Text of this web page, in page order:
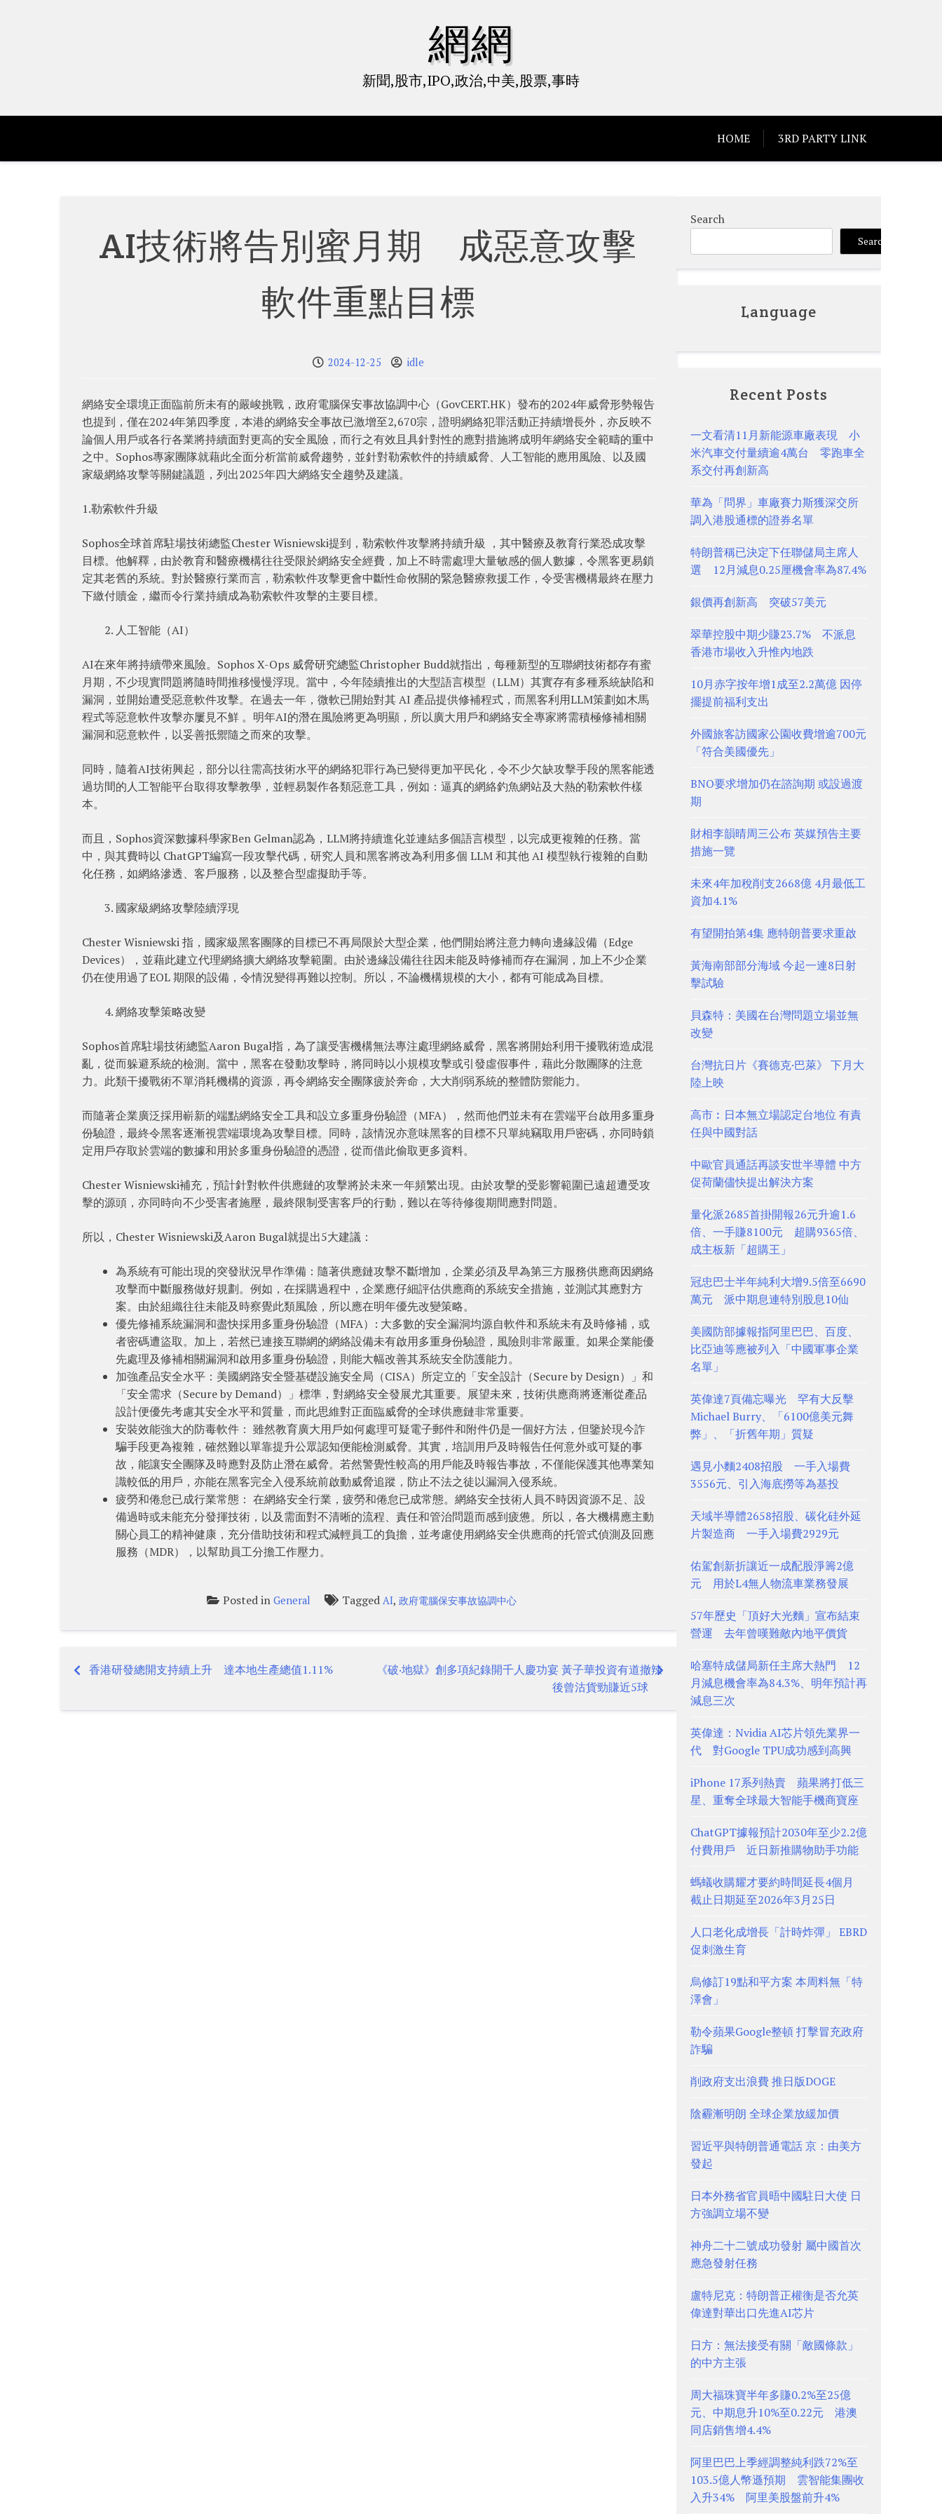
網網
新聞,股市,IPO,政治,中美,股票,事時
HOME 3RD PARTY LINK
AI技術將告別蜜月期 成惡意攻擊
軟件重點目標
2024-12-25 idle
網絡安全環境正面臨前所未有的嚴峻挑戰，政府電腦保安事故協調中心（GovCERT.HK）發布的2024年威脅形勢報告
也提到，僅在2024年第四季度，本港的網絡安全事故已激增至2,670宗，證明網絡犯罪活動正持續增長外，亦反映不
論個人用戶或各行各業將持續面對更高的安全風險，而行之有效且具針對性的應對措施將成明年網絡安全範疇的重中
之中。Sophos專家團隊就藉此全面分析當前威脅趨勢，並針對勒索軟件的持續威脅、人工智能的應用風險、以及國
家級網絡攻擊等關鍵議題，列出2025年四大網絡安全趨勢及建議。
1.勒索軟件升級
Sophos全球首席駐場技術總監Chester Wisniewski提到，勒索軟件攻擊將持續升級 ，其中醫療及教育行業恐成攻擊
目標。他解釋，由於教育和醫療機構往往受限於網絡安全經費，加上不時需處理大量敏感的個人數據，令黑客更易鎖
定其老舊的系統。對於醫療行業而言，勒索軟件攻擊更會中斷性命攸關的緊急醫療救援工作，令受害機構最終在壓力
下繳付贖金，繼而令行業持續成為勒索軟件攻擊的主要目標。
人工智能（AI）
AI在來年將持續帶來風險。Sophos X-Ops 威脅研究總監Christopher Budd就指出，每種新型的互聯網技術都存有蜜
月期，不少現實問題將隨時間推移慢慢浮現。當中，今年陸續推出的大型語言模型（LLM）其實存有多種系統缺陷和
漏洞，並開始遭受惡意軟件攻擊。在過去一年，微軟已開始對其 AI 產品提供修補程式，而黑客利用LLM策劃如木馬
程式等惡意軟件攻擊亦屢見不鮮 。明年AI的潛在風險將更為明顯，所以廣大用戶和網絡安全專家將需積極修補相關
漏洞和惡意軟件，以妥善抵禦隨之而來的攻擊。
同時，隨着AI技術興起，部分以往需高技術水平的網絡犯罪行為已變得更加平民化，令不少欠缺攻擊手段的黑客能透
過坊間的人工智能平台取得攻擊教學，並輕易製作各類惡意工具，例如：逼真的網絡釣魚網站及大熱的勒索軟件樣
本。
而且，Sophos資深數據科學家Ben Gelman認為，LLM將持續進化並連結多個語言模型，以完成更複雜的任務。當
中，與其費時以 ChatGPT編寫一段攻擊代碼，研究人員和黑客將改為利用多個 LLM 和其他 AI 模型執行複雜的自動
化任務，如網絡滲透、客戶服務，以及整合型虛擬助手等。
國家級網絡攻擊陸續浮現
Chester Wisniewski 指，國家級黑客團隊的目標已不再局限於大型企業，他們開始將注意力轉向邊緣設備（Edge
Devices），並藉此建立代理網絡擴大網絡攻擊範圍。由於邊緣設備往往因未能及時修補而存在漏洞，加上不少企業
仍在使用過了EOL 期限的設備，令情況變得再難以控制。所以，不論機構規模的大小，都有可能成為目標。
網絡攻擊策略改變
Sophos首席駐場技術總監Aaron Bugal指，為了讓受害機構無法專注處理網絡威脅，黑客將開始利用干擾戰術造成混
亂，從而躲避系統的檢測。當中，黑客在發動攻擊時，將同時以小規模攻擊或引發虛假事件，藉此分散團隊的注意
力。此類干擾戰術不單消耗機構的資源，再令網絡安全團隊疲於奔命，大大削弱系統的整體防禦能力。
而隨著企業廣泛採用嶄新的端點網絡安全工具和設立多重身份驗證（MFA），然而他們並未有在雲端平台啟用多重身
份驗證，最終令黑客逐漸視雲端環境為攻擊目標。同時，該情況亦意味黑客的目標不只單純竊取用戶密碼，亦同時鎖
定用戶存取於雲端的數據和用於多重身份驗證的憑證，從而借此偷取更多資料。
Chester Wisniewski補充，預計針對軟件供應鏈的攻擊將於未來一年頻繁出現。由於攻擊的受影響範圍已遠超遭受攻
擊的源頭，亦同時向不少受害者施壓，最終限制受害客戶的行動，難以在等待修復期間應對問題。
所以，Chester Wisniewski及Aaron Bugal就提出5大建議：
為系統有可能出現的突發狀況早作準備：隨著供應鏈攻擊不斷增加，企業必須及早為第三方服務供應商因網絡
攻擊而中斷服務做好規劃。例如，在採購過程中，企業應仔細評估供應商的系統安全措施，並測試其應對方
案。由於組織往往未能及時察覺此類風險，所以應在明年優先改變策略。
優先修補系統漏洞和盡快採用多重身份驗證（MFA）: 大多數的安全漏洞均源自軟件和系統未有及時修補，或
者密碼遭盜取。加上，若然已連接互聯網的網絡設備未有啟用多重身份驗證，風險則非常嚴重。如果企業能優
先處理及修補相關漏洞和啟用多重身份驗證，則能大幅改善其系統安全防護能力。
加強產品安全水平：美國網路安全暨基礎設施安全局（CISA）所定立的「安全設計（Secure by Design）」和
「安全需求（Secure by Demand）」標準，對網絡安全發展尤其重要。展望未來，技術供應商將逐漸從產品
設計便優先考慮其安全水平和質量，而此思維對正面臨威脅的全球供應鏈非常重要。
安裝效能強大的防毒軟件： 雖然教育廣大用戶如何處理可疑電子郵件和附件仍是一個好方法，但鑒於現今詐
騙手段更為複雜，確然難以單靠提升公眾認知便能檢測威脅。其實，培訓用戶及時報告任何意外或可疑的事
故，能讓安全團隊及時應對及防止潛在威脅。若然警覺性較高的用戶能及時報告事故，不僅能保護其他專業知
識較低的用戶，亦能在黑客完全入侵系統前啟動威脅追蹤，防止不法之徒以漏洞入侵系統。
疲勞和倦怠已成行業常態： 在網絡安全行業，疲勞和倦怠已成常態。網絡安全技術人員不時因資源不足、設
備過時或未能充分發揮技術，以及需面對不清晰的流程、責任和管治問題而感到疲憊。所以，各大機構應主動
關心員工的精神健康，充分借助技術和程式減輕員工的負擔，並考慮使用網絡安全供應商的托管式偵測及回應
服務（MDR），以幫助員工分擔工作壓力。
Posted in General Tagged AI, 政府電腦保安事故協調中心
Post
navigation
香港研發總開支持續上升 達本地生產總值1.11%
《破‧地獄》創多項紀錄開千人慶功宴 黃子華投資有道撤辣
後曾沽貨勁賺近5球
Search
Search
Language
Recent Posts
一文看清11月新能源車廠表現 小
米汽車交付量續逾4萬台 零跑車全
系交付再創新高
華為「問界」車廠賽力斯獲深交所
調入港股通標的證券名單
特朗普稱已決定下任聯儲局主席人
選 12月減息0.25厘機會率為87.4%
銀價再創新高 突破57美元
翠華控股中期少賺23.7% 不派息
香港市場收入升惟內地跌
10月赤字按年增1成至2.2萬億 因停
擺提前福利支出
外國旅客訪國家公園收費增逾700元
「符合美國優先」
BNO要求增加仍在諮詢期 或設過渡
期
財相李韻晴周三公布 英媒預告主要
措施一覽
未來4年加稅削支2668億 4月最低工
資加4.1%
有望開拍第4集 應特朗普要求重啟
黃海南部部分海域 今起一連8日射
擊試驗
貝森特：美國在台灣問題立場並無
改變
台灣抗日片《賽德克·巴萊》 下月大
陸上映
高市︰日本無立場認定台地位 有責
任與中國對話
中歐官員通話再談安世半導體 中方
促荷蘭儘快提出解決方案
量化派2685首掛開報26元升逾1.6
倍、一手賺8100元 超購9365倍、
成主板新「超購王」
冠忠巴士半年純利大增9.5倍至6690
萬元 派中期息連特別股息10仙
美國防部據報指阿里巴巴、百度、
比亞迪等應被列入「中國軍事企業
名單」
英偉達7頁備忘曝光 罕有大反擊
Michael Burry、「6100億美元舞
弊」、「折舊年期」質疑
遇見小麵2408招股 一手入場費
3556元、引入海底撈等為基投
天域半導體2658招股、碳化硅外延
片製造商 一手入場費2929元
佑駕創新折讓近一成配股淨籌2億
元 用於L4無人物流車業務發展
57年歷史「頂好大光麵」宣布結束
營運 去年曾嘆難敵內地平價貨
哈塞特成儲局新任主席大熱門 12
月減息機會率為84.3%、明年預計再
減息三次
英偉達：Nvidia AI芯片領先業界一
代 對Google TPU成功感到高興
iPhone 17系列熱賣 蘋果將打低三
星、重奪全球最大智能手機商寶座
ChatGPT據報預計2030年至少2.2億
付費用戶 近日新推購物助手功能
螞蟻收購耀才要約時間延長4個月
截止日期延至2026年3月25日
人口老化成增長「計時炸彈」 EBRD
促刺激生育
烏修訂19點和平方案 本周料無「特
澤會」
勒令蘋果Google整頓 打擊冒充政府
詐騙
削政府支出浪費 推日版DOGE
陰霾漸明朗 全球企業放緩加價
習近平與特朗普通電話 京：由美方
發起
日本外務省官員晤中國駐日大使 日
方強調立場不變
神舟二十二號成功發射 屬中國首次
應急發射任務
盧特尼克：特朗普正權衡是否允英
偉達對華出口先進AI芯片
日方：無法接受有關「敵國條款」
的中方主張
周大福珠寶半年多賺0.2%至25億
元、中期息升10%至0.22元 港澳
同店銷售增4.4%
阿里巴巴上季經調整純利跌72%至
103.5億人幣遜預期 雲智能集團收
入升34% 阿里美股盤前升4%